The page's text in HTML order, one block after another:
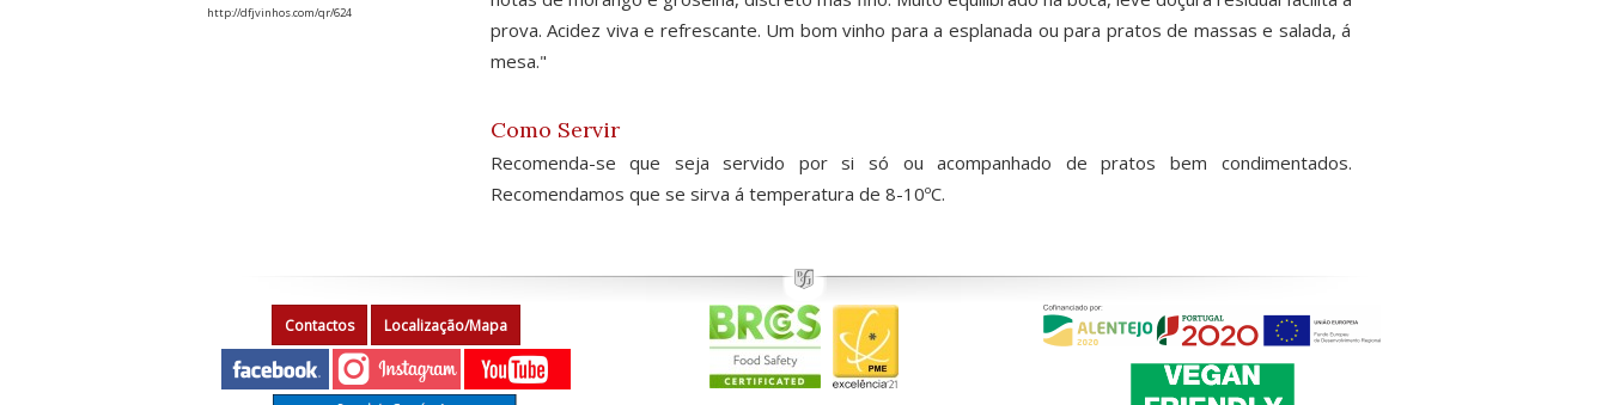
http://dfjvinhos.com/qr/624
prova. Acidez viva e refrescante. Um bom vinho para a esplanada ou para pratos de massas e salada, á
mesa."
Como Servir
Recomenda-se que seja servido por si só ou acompanhado de pratos bem condimentados.
Recomendamos que se sirva á temperatura de 8-10ºC.
Contactos Localização/Mapa